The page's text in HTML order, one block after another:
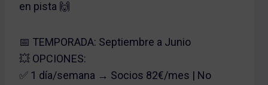
en pista 🙌
📅 TEMPORADA: Septiembre a Junio
💥 OPCIONES:
✅ 1 día/semana → Socios 82€/mes | No